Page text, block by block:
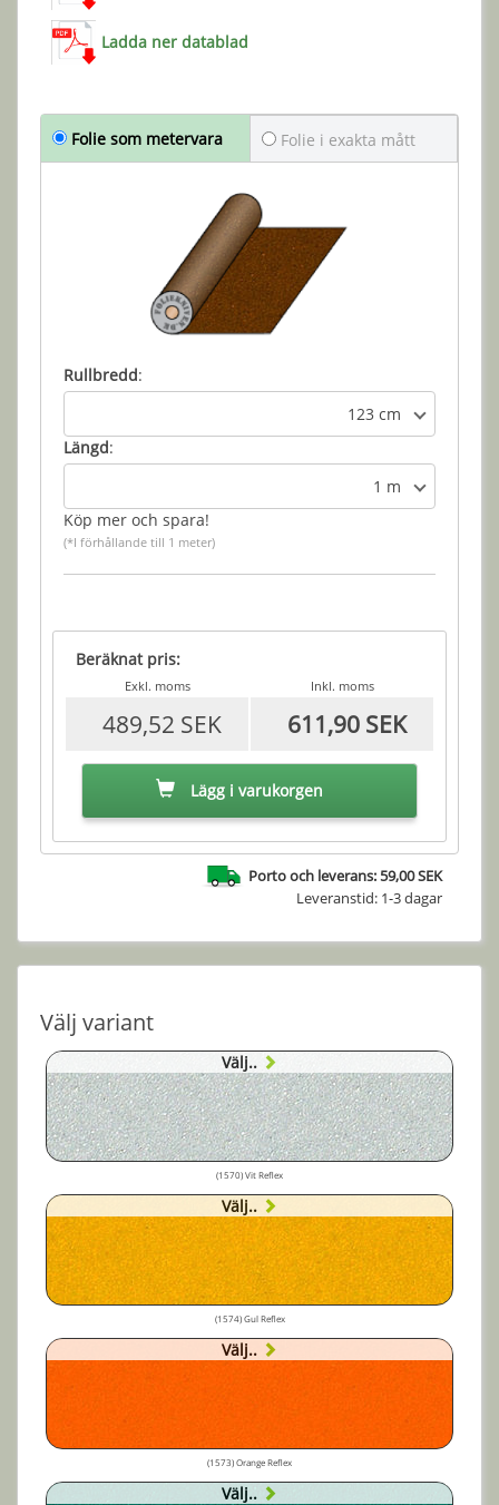
Ladda ner datablad
Folie som metervara Folie i exakta mått
Rullbredd:
123 cm
Längd:
1 m
Köp mer och spara!
(*I förhållande till 1 meter)
Beräknat pris:
Exkl. moms Inkl. moms
489,52 SEK 611,90 SEK
Lägg i varukorgen
Porto och leverans: 59,00 SEK
Leveranstid: 1-3 dagar
Välj variant
Välj..
(1570) Vit Reflex
Välj..
(1574) Gul Reflex
Välj..
(1573) Orange Reflex
Välj..